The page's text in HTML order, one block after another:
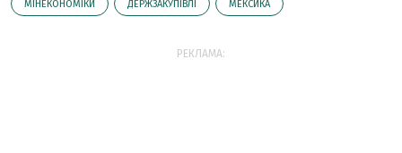
МІНЕКОНОМІКИ ДЕРЖЗАКУПІВЛІ МЕКСИКА
РЕКЛАМА: